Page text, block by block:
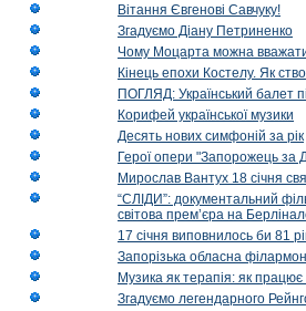
Вітання Євгенові Савчуку!
Згадуємо Діану Петриненко
Чому Моцарта можна
Кінець епохи Костелу. Як
ПОГЛЯД: Український балет
Корифей української музики
Десять нових симфоній за рік
Герої опери "Запорожець за
Мирослав Вантух 18 січня
“СЛІДИ”: документальний
світова прем’єра на
17 січня виповнилось би 81
Запорізька обласна
Музика як терапія: як працює
Згадуємо легендарного